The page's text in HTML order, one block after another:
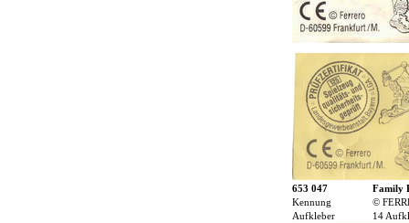
653 047
Family
Kennung
©
Aufkleber
14